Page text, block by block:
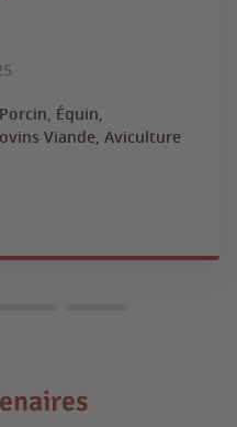
Équin,
Viande, Aviculture